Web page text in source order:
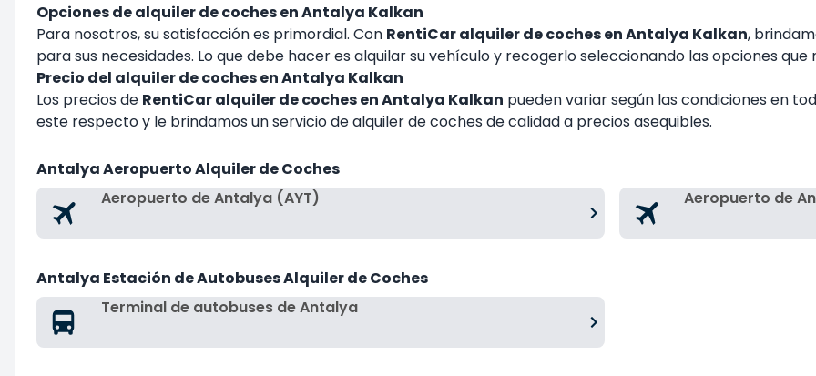
Opciones de alquiler de coches en Antalya Kalkan
Para nosotros, su satisfacción es primordial. Con RentiCar alquiler de coches en Antalya Kalkan,
para sus necesidades. Lo que debe hacer es alquilar su vehículo y recogerlo seleccionando las opciones
Precio del alquiler de coches en Antalya Kalkan
Los precios de RentiCar alquiler de coches en Antalya Kalkan pueden variar según las condiciones en
este respecto y le brindamos un servicio de alquiler de coches de calidad a precios asequibles.
Antalya Aeropuerto Alquiler de Coches
Aeropuerto de Antalya (AYT)
Aeropuerto de
Antalya Estación de Autobuses Alquiler de Coches
Terminal de autobuses de Antalya